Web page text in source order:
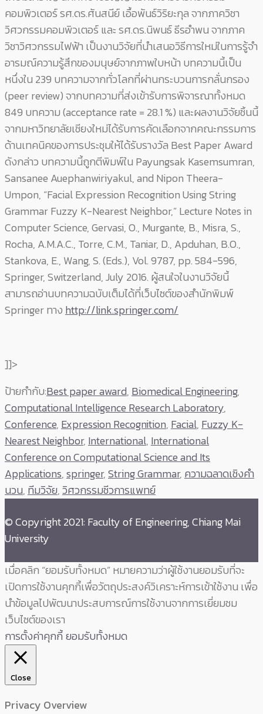
คอมพิวเตอร์ รศ.ดร.ศันสนีย์ เอื้อพันธ์วิริยะกุล จากภาควิชา
วิศวกรรมคอมพิวเตอร์ และ รศ.ดร.นิพนธ์ ธีรอำพน จากภาค
วิชาวิศวกรรมไฟฟ้า เป็นงานวิจัยที่นำเสนอวิธีการใหม่ในการรู้จำ
อารมณ์ความรู้สึกของมนุษย์จากภาพใบหน้า บทความนี้เป็น
หนึ่งใน 239 บทความจากทั่วโลกที่ผ่านกระบวนการกลั่นกรอง
(peer review) จากบทความที่ส่งเข้ารับการพิจารณาทั้งหมด
849 บทความ (acceptance rate = 28.1 %) และผลงานวิจัยชิ้นนี้
จากมหาวิทยาลัยเชียงใหม่ได้รับการคัดเลือกจากคณะกรรมการ
ด้านเทคนิคของการประชุมให้ได้รับรางวัล Best Paper Award
ดังกล่าว บทความนี้ถูกตีพิมพ์ใน Payungsak Kasemsumran,
Sansanee Auephanwiriyakul, and Nipon Theera-
Umpon, “Facial Expression Recognition Using String
Grammar Fuzzy K-Nearest Neighbor,” Lecture Notes in
Computer Science, Gervasi, O., Murgante, B., Misra, S.,
Rocha, A.M.A.C., Torre, C.M., Taniar, D., Apduhan, B.O.,
Stankova, E., Wang, S. (Eds.), Vol. 9787, pp. 584-596,
Springer, Switzerland, July 2016. ผู้สนใจในงานวิจัยนี้
สามารถอ่านบทความฉบับเต็มได้ที่เว็บไซต์ของสำนักพิมพ์
Springer ทาง http://link.springer.com/
]]>
ป้ายกำกับ:Best paper award, Biomedical Engineering,
Computational Intelligence Research Laboratory,
Conference, Expression Recognition, Facial, Fuzzy K-
Nearest Neighbor, International, International
Conference on Computational Science and Its
Applications,springer,String Grammar, ความฉลาดเชิงคำ
นวน, ทีมวิจัย,วิศวกรรมชีวการแพทย์
© Copyright 2021: Faculty of Engineering, Chiang Mai
University
เมื่อคลิก “ยอมรับทั้งหมด” หมายความว่าผู้ใช้งานยอมรับที่จะ
เปิดการใช้งานคุกกี้เพื่อวัตถุประสงค์วิเคราะห์การเข้าใช้งาน เพื่อ
นำข้อมูลไปพัฒนาประสบการณ์การใช้งานจากการเยี่ยมชม
เว็บไซต์ของเรา
การตั้งค่าคุกกี้ยอมรับทั้งหมด
Close
Privacy Overview